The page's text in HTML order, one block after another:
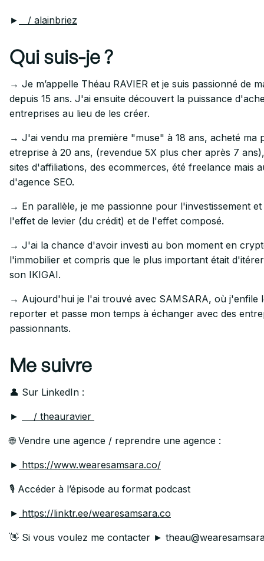
► / alainbriez
Qui suis-je ?
→ Je m’appelle Théau RAVIER et je suis passionné de
depuis 15 ans. J'ai ensuite découvert la puissance
entreprises au lieu de les créer.
→ J'ai vendu ma première "muse" à 18 ans, acheté ma
etreprise à 20 ans, (revendue 5X plus cher après 7
sites d'affiliations, des ecommerces, été freelance mais
d'agence SEO.
→ En parallèle, je me passionne pour l'investissement
l'effet de levier (du crédit) et de l'effet composé.
→ J'ai la chance d'avoir investi au bon moment en
l'immobilier et compris que le plus important était
son IKIGAI.
→ Aujourd'hui je l'ai trouvé avec SAMSARA, où j'enfile
reporter et passe mon temps à échanger avec des
passionnants.
Me suivre
👤 Sur LinkedIn :
► / theauravier
🌐 Vendre une agence / reprendre une agence :
► https://www.wearesamsara.co/
🎙️ Accéder à l’épisode au format podcast
► https://linktr.ee/wearesamsara.co
👋 Si vous voulez me contacter ►